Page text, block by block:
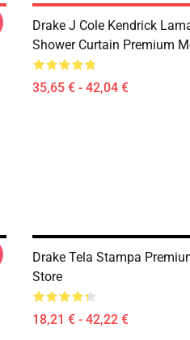
Drake J Cole Kendrick
Shower Curtain Premium
35,65 € - 42,04 €
Drake Tela Stampa
Store
18,21 € - 42,22 €